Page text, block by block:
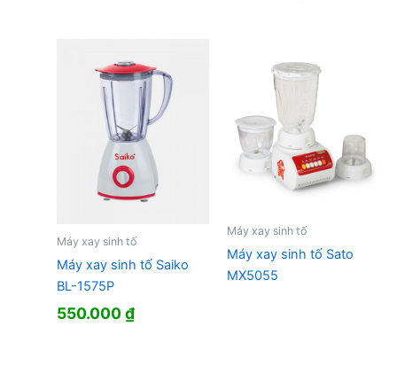
Máy xay sinh tố
Máy xay sinh tố Saiko
BL-1575P
550.000₫
Máy xay sinh tố
Máy xay sinh tố Sato
MX5055